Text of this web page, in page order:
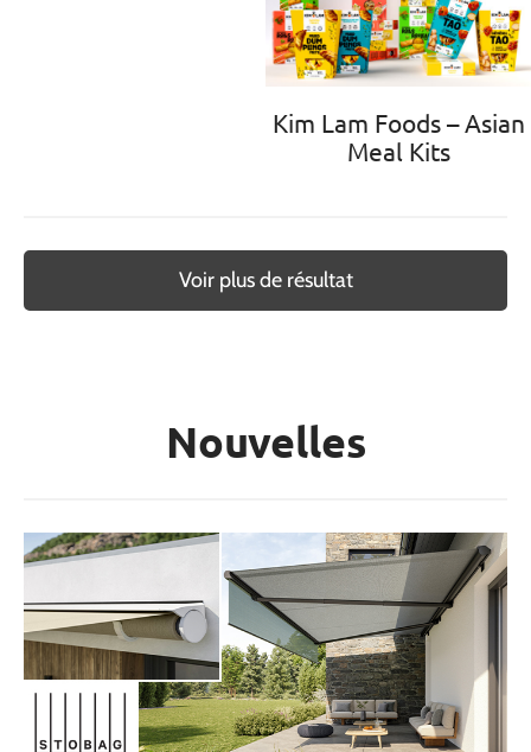
Kim Lam Foods – Asian
Meal Kits
Voir plus de résultat
Nouvelles